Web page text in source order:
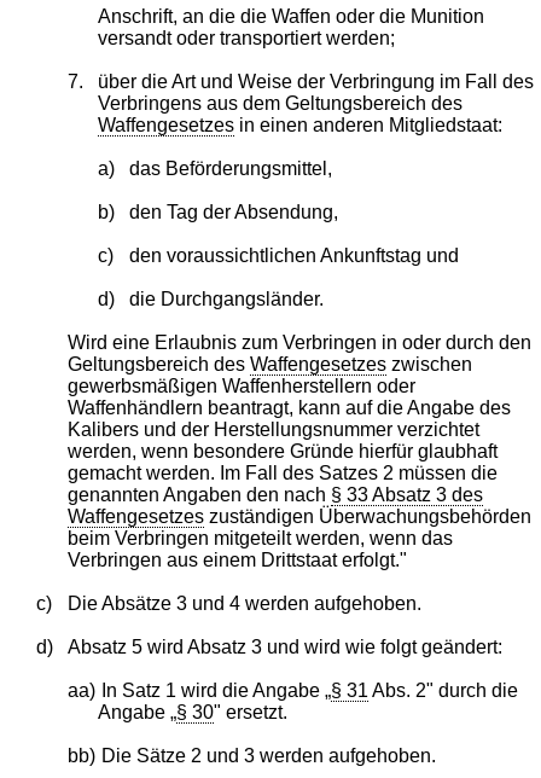
Anschrift, an die die Waffen oder die Munition
versandt oder transportiert werden;
7.
über die Art und Weise der Verbringung im Fall des
Verbringens aus dem Geltungsbereich des
Waffengesetzes in einen anderen Mitgliedstaat:
a) das Beförderungsmittel,
b) den Tag der Absendung,
c) den voraussichtlichen Ankunftstag und
d) die Durchgangsländer.
Wird eine Erlaubnis zum Verbringen in oder durch den
Geltungsbereich des Waffengesetzeszwischen
gewerbsmäßigen Waffenherstellern oder
Waffenhändlern beantragt, kann auf die Angabe des
Kalibers und der Herstellungsnummer verzichtet
werden, wenn besondere Gründe hierfür glaubhaft
gemacht werden. Im Fall des Satzes 2 müssen die
genannten Angaben den nach § 33 Absatz 3 des
Waffengesetzeszuständigen Überwachungsbehörden
beim Verbringen mitgeteilt werden, wenn das
Verbringen aus einem Drittstaat erfolgt."
c) Die Absätze 3 und 4 werden aufgehoben.
d) Absatz 5 wird Absatz 3 und wird wie folgt geändert:
aa) In Satz 1 wird die Angabe „§ 31 Abs. 2" durch die
Angabe „§ 30" ersetzt.
bb) Die Sätze 2 und 3 werden aufgehoben.